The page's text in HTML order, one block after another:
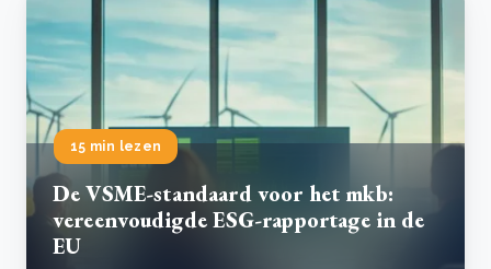
15 min lezen
De VSME-standaard voor het mkb:
vereenvoudigde ESG-rapportage in de
EU